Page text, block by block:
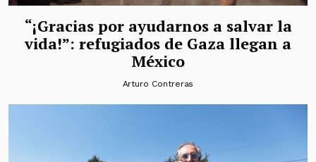
“¡Gracias por ayudarnos a salvar la
vida!”: refugiados de Gaza llegan a
México
Arturo Contreras